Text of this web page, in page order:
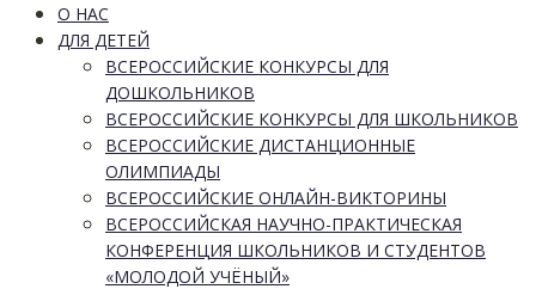
О НАС
ДЛЯ ДЕТЕЙ
ВСЕРОССИЙСКИЕ КОНКУРСЫ ДЛЯ
ДОШКОЛЬНИКОВ
ВСЕРОССИЙСКИЕ КОНКУРСЫ ДЛЯ ШКОЛЬНИКОВ
ВСЕРОССИЙСКИЕ ДИСТАНЦИОННЫЕ
ОЛИМПИАДЫ
ВСЕРОССИЙСКИЕ ОНЛАЙН-ВИКТОРИНЫ
ВСЕРОССИЙСКАЯ НАУЧНО-ПРАКТИЧЕСКАЯ
КОНФЕРЕНЦИЯ ШКОЛЬНИКОВ И СТУДЕНТОВ
«МОЛОДОЙ УЧЁНЫЙ»